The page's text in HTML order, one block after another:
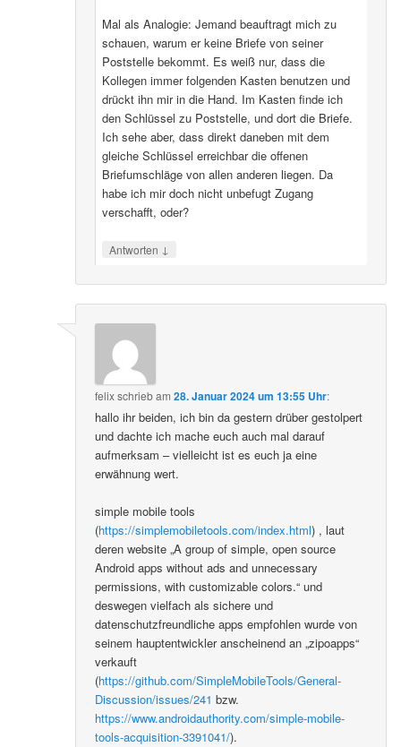
Mal als Analogie: Jemand beauftragt mich zu
schauen, warum er keine Briefe von seiner
Poststelle bekommt. Es weiß nur, dass die
Kollegen immer folgenden Kasten benutzen und
drückt ihn mir in die Hand. Im Kasten finde ich
den Schlüssel zu Poststelle, und dort die Briefe.
Ich sehe aber, dass direkt daneben mit dem
gleiche Schlüssel erreichbar die offenen
Briefumschläge von allen anderen liegen. Da
habe ich mir doch nicht unbefugt Zugang
verschafft, oder?
Antworten ↓
felixschriebam28. Januar 2024 um 13:55 Uhr:
hallo ihr beiden, ich bin da gestern drüber gestolpert
und dachte ich mache euch auch mal darauf
aufmerksam – vielleicht ist es euch ja eine
erwähnung wert.
simple mobile tools
(https://simplemobiletools.com/index.html) , laut
deren website „A group of simple, open source
Android apps without ads and unnecessary
permissions, with customizable colors.“ und
deswegen vielfach als sichere und
datenschutzfreundliche apps empfohlen wurde von
seinem hauptentwickler anscheinend an „zipoapps“
verkauft
(https://github.com/SimpleMobileTools/General-
Discussion/issues/241 bzw.
https://www.androidauthority.com/simple-mobile-
tools-acquisition-3391041/).